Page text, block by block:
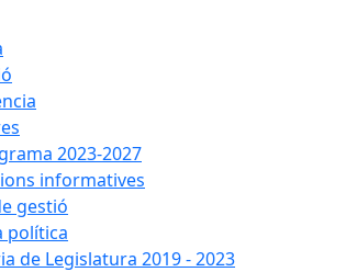
2023-2027
informatives
gestió
política
de Legislatura 2019 - 2023